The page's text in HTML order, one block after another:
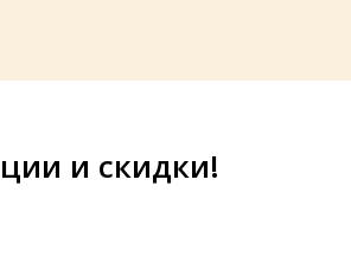
и скидки!